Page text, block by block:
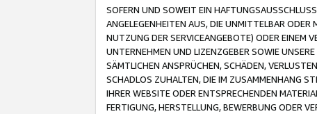
SOFERN UND SOWEIT EIN
ANGELEGENHEITEN AUS, DIE UNMITTELBAR ODER
NUTZUNG DER SERVICEANGEBOTE) ODER EINEM
UNTERNEHMEN UND LIZENZGEBER SOWIE
SÄMTLICHEN ANSPRÜCHEN, SCHÄDEN,
SCHADLOS ZUHALTEN, DIE IM ZUSAMMENHANG
IHRER WEBSITE ODER ENTSPRECHENDEN
FERTIGUNG, HERSTELLUNG, BEWERBUNG ODER